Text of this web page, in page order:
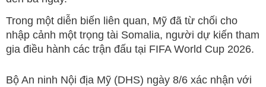
Trong một diễn biến liên quan, Mỹ đã từ chối cho
nhập cảnh một trọng tài Somalia, người dự kiến tham
gia điều hành các trận đấu tại FIFA World Cup 2026.
Bộ An ninh Nội địa Mỹ (DHS) ngày 8/6 xác nhận với